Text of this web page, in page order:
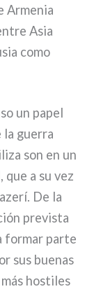
Armenia
Asia
como
un papel
la guer­ra
son en un
a su vez
De la
pre­vi­sta
for­mar par­te
sus bue­nas
hosti­les